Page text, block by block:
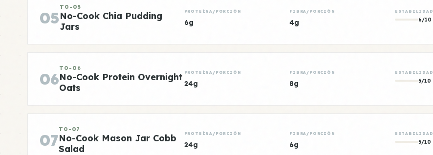
05
TO-05
No-Cook Chia Pudding
Jars
PROTEÍNA/PORCIÓN
6g
FIBRA/PORCIÓN
4g
ESTABILIDAD
6/10
06
TO-06
No-Cook Protein Overnight
Oats
PROTEÍNA/PORCIÓN
24g
FIBRA/PORCIÓN
8g
ESTABILIDAD
5/10
07
TO-07
No-Cook Mason Jar Cobb
Salad
PROTEÍNA/PORCIÓN
24g
FIBRA/PORCIÓN
6g
ESTABILIDAD
5/10